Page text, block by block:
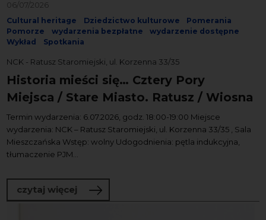
06/07/2026
Cultural heritage Dziedzictwo kulturowe
Pomerania
Pomorze
wydarzenia bezpłatne
wydarzenie dostępne
Wykład
Spotkania
NCK - Ratusz Staromiejski, ul. Korzenna 33/35
Historia mieści się… Cztery Pory
Miejsca / Stare Miasto. Ratusz / Wiosna
Termin wydarzenia: 6.07.2026, godz. 18:00-19:00 Miejsce
wydarzenia: NCK – Ratusz Staromiejski, ul. Korzenna 33/35 , Sala
Mieszczańska Wstęp: wolny Udogodnienia: pętla indukcyjna,
tłumaczenie PJM...
czytaj więcej o Historia mieści się… Cztery Pory